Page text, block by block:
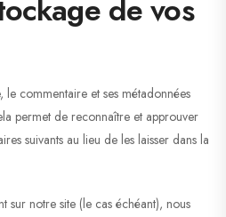
de vos
le commentaire et ses métadonnées
permet de reconnaître et approuver
suivants au lieu de les laisser dans la
sur notre site (le cas échéant), nous